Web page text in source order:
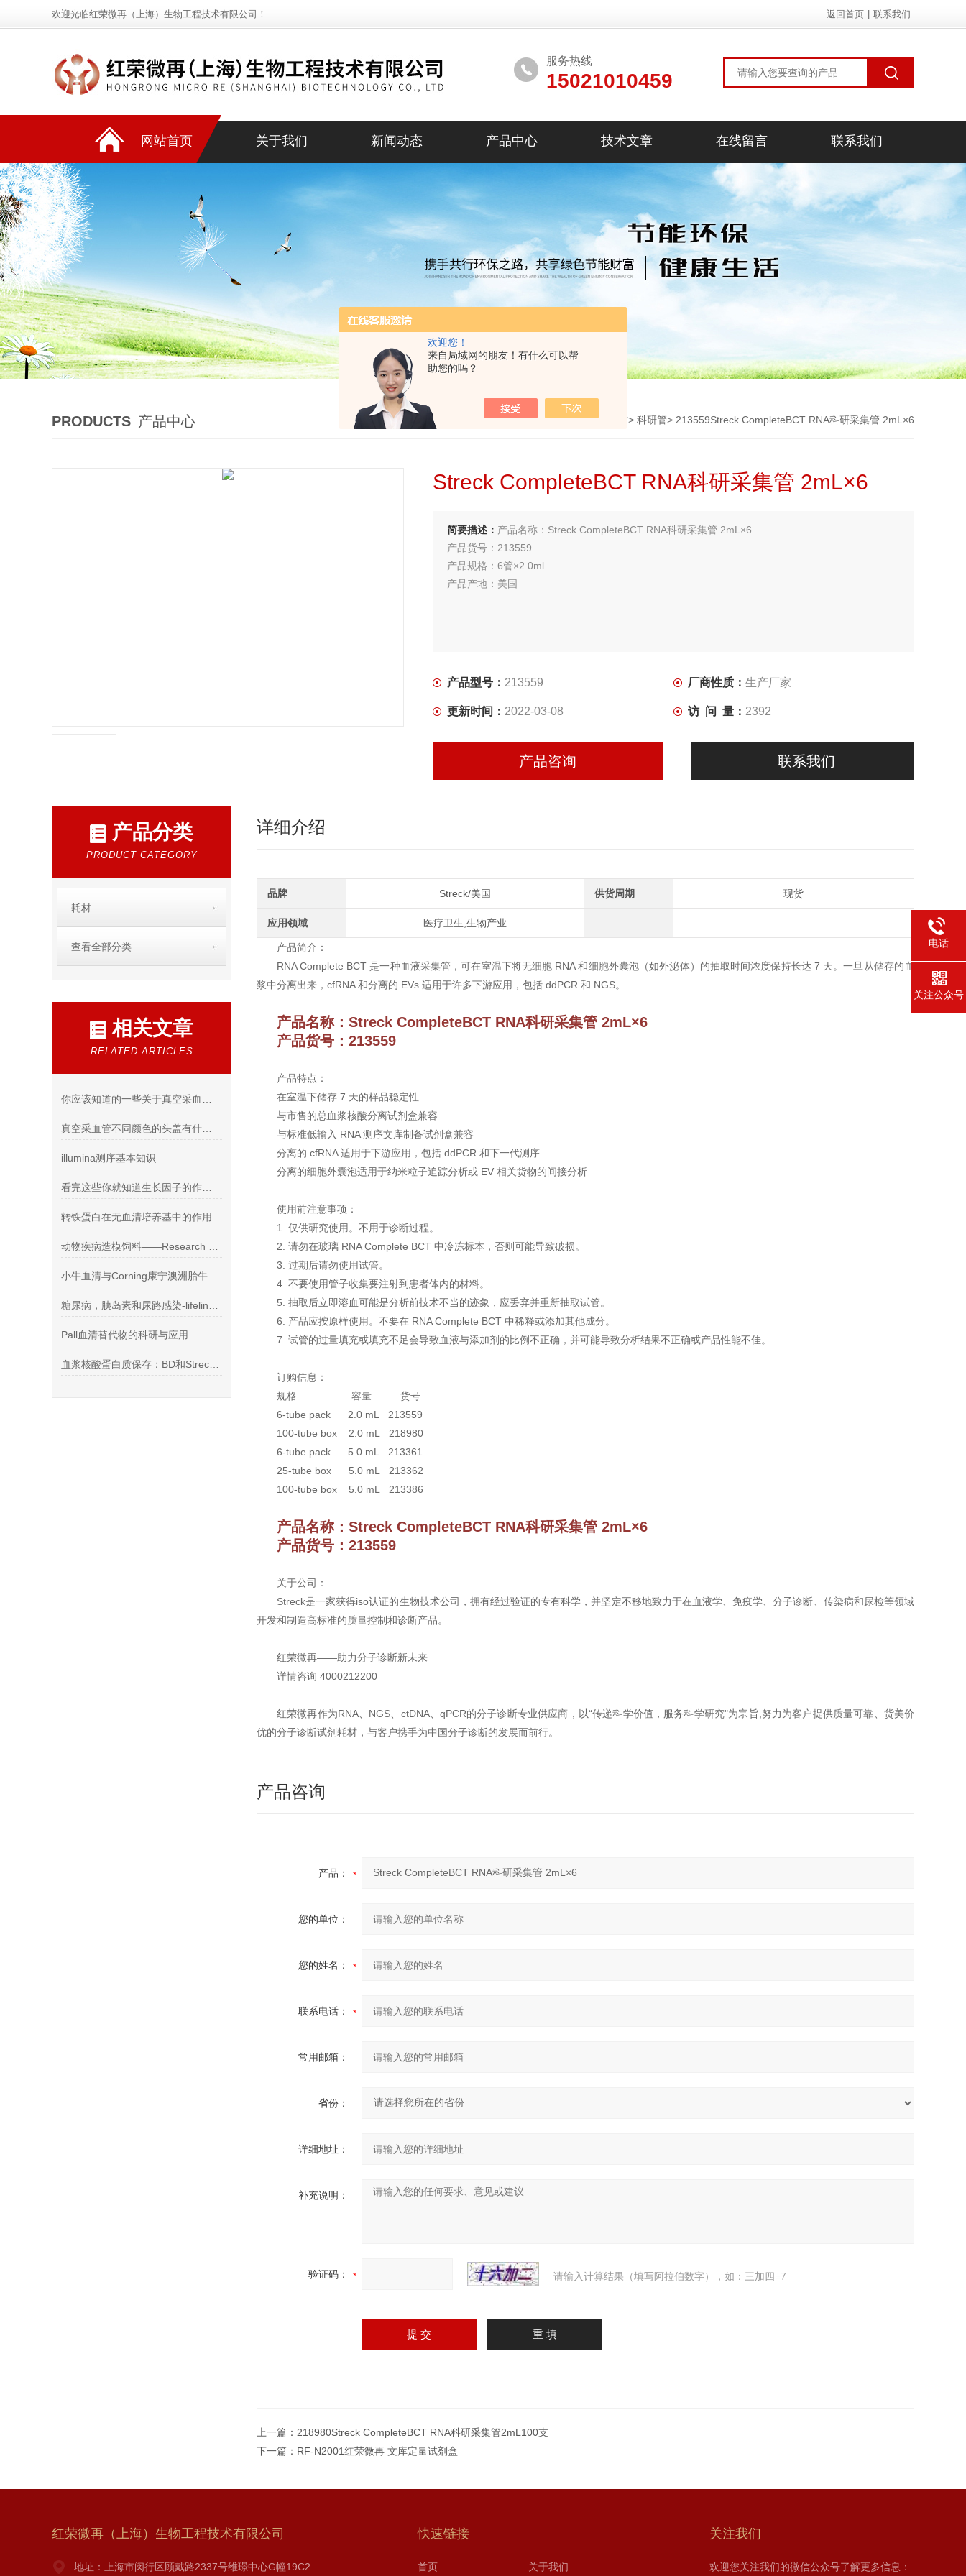
欢迎您！
来自局域网的朋友！有什么可以帮
助您的吗？
欢迎光临红荣微再（上海）生物工程技术有限公司！ 返回首页 联系我们
服务热线
15021010459
网站首页 关于我们 新闻动态 产品中心 技术文章 在线留言 联系我们
PRODUCTS 产品中心 首页>产品中心 耗材> 科研管> 213559Streck CompleteBCT RNA科研采集管 2mL×6
Streck CompleteBCT RNA科研采集管 2mL×6
简要描述： 产品名称：Streck CompleteBCT RNA科研采集管 2mL×6
产品货号：213559
产品规格：6管×2.0ml
产品产地：美国
产品型号： 213559 厂商性质： 生产厂家
更新时间： 2022-03-08 访 问 量： 2392
产品咨询 联系我们
产品分类
PRODUCT CATEGORY
耗材
查看全部分类
相关文章
RELATED ARTICLES
illumina测序基本知识
转铁蛋白在无血清培养基中的作用
Pall血清替代物的科研与应用
详细介绍
品牌 Streck/美国 供货周期 现货
应用领域 医疗卫生,生物产业
产品简介：
RNA Complete BCT 是一种血液采集管，可在室温下将无细胞 RNA 和细胞外囊泡（如外泌体）的抽取时间浓度保持长达 7 天。一旦从储存的血
浆中分离出来，cfRNA 和分离的 EVs 适用于许多下游应用，包括 ddPCR 和 NGS。
产品名称： Streck CompleteBCT RNA科研采集管 2mL×6
产品货号：213559
产品特点：
在室温下储存 7 天的样品稳定性
与市售的总血浆核酸分离试剂盒兼容
与标准低输入 RNA 测序文库制备试剂盒兼容
分离的 cfRNA 适用于下游应用，包括 ddPCR 和下一代测序
分离的细胞外囊泡适用于纳米粒子追踪分析或 EV 相关货物的间接分析
使用前注意事项：
1. 仅供研究使用。不用于诊断过程。
2. 请勿在玻璃 RNA Complete BCT 中冷冻标本，否则可能导致破损。
3. 过期后请勿使用试管。
4. 不要使用管子收集要注射到患者体内的材料。
5. 抽取后立即溶血可能是分析前技术不当的迹象，应丢弃并重新抽取试管。
6. 产品应按原样使用。不要在 RNA Complete BCT 中稀释或添加其他成分。
7. 试管的过量填充或填充不足会导致血液与添加剂的比例不正确，并可能导致分析结果不正确或产品性能不佳。
订购信息：
规格 容量 货号
6-tube pack 2.0 mL 213559
100-tube box 2.0 mL 218980
6-tube pack 5.0 mL 213361
25-tube box 5.0 mL 213362
100-tube box 5.0 mL 213386
产品名称： Streck CompleteBCT RNA科研采集管 2mL×6
产品货号：213559
关于公司：
Streck是一家获得iso认证的生物技术公司，拥有经过验证的专有科学，并坚定不移地致力于在血液学、免疫学、分子诊断、传染病和尿检等领域
开发和制造高标准的质量控制和诊断产品。
红荣微再——助力分子诊断新未来
详情咨询 4000212200
红荣微再作为RNA、NGS、ctDNA、qPCR的分子诊断专业供应商，以“传递科学价值，服务科学研究"为宗旨,努力为客户提供质量可靠、货美价
优的分子诊断试剂耗材，与客户携手为中国分子诊断的发展而前行。
产品咨询
产品：
您的单位：
您的姓名：
联系电话：
常用邮箱：
省份：
详细地址：
补充说明：
验证码： 请输入计算结果（填写阿拉伯数字），如：三加四=7
上一篇： 218980Streck CompleteBCT RNA科研采集管2mL100支
下一篇： RF-N2001红荣微再 文库定量试剂盒
红荣微再（上海）生物工程技术有限公司
地址：上海市闵行区顾戴路2337号维璟中心G幢19C2
快速链接
首页 关于我们
关注我们
欢迎您关注我们的微信公众号了解更多信息：
电话
关注公众号